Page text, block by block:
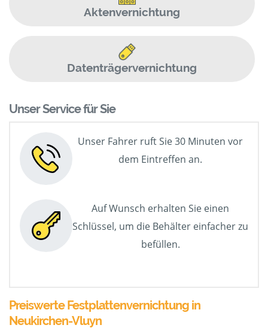
Aktenvernichtung
Datenträgervernichtung
Unser Service für Sie
Unser Fahrer ruft Sie 30 Minuten vor
dem Eintreffen an.
Auf Wunsch erhalten Sie einen
Schlüssel, um die Behälter einfacher zu
befüllen.
Preiswerte Festplattenvernichtung in
Neukirchen-Vluyn